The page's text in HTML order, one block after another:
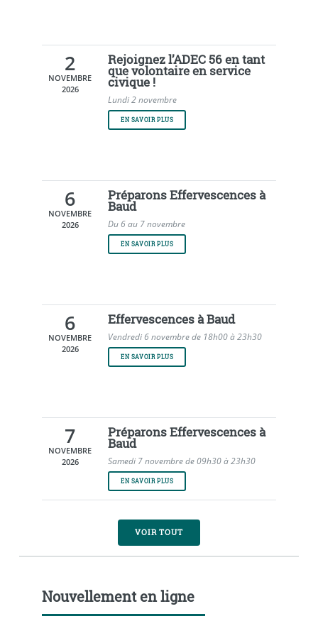
2
NOVEMBRE
2026
Rejoignez l’ADEC 56 en tant
que volontaire en service
civique !
Lundi 2 novembre
EN SAVOIR PLUS
6
NOVEMBRE
2026
Préparons Effervescences à
Baud
Du 6 au 7 novembre
EN SAVOIR PLUS
6
NOVEMBRE
2026
Effervescences à Baud
Vendredi 6 novembre de 18h00 à 23h30
EN SAVOIR PLUS
7
NOVEMBRE
2026
Préparons Effervescences à
Baud
Samedi 7 novembre de 09h30 à 23h30
EN SAVOIR PLUS
VOIR TOUT
Nouvellement en ligne